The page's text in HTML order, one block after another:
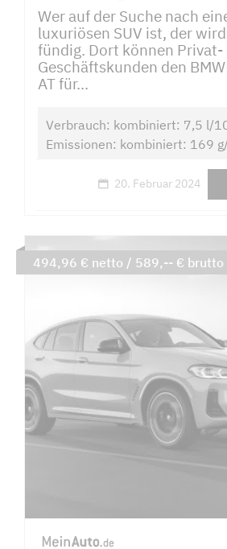
Wer auf der Suche nach
luxuriösen SUV ist, der
fündig. Dort können Privat-
Geschäftskunden den
AT für...
Verbrauch: kombiniert: 7,5 l/
Emissionen: kombiniert: 169
20. Februar 2024
494,96 € netto / 589,-- € brutto